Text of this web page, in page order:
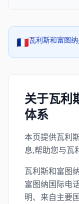
🇫🇷瓦利斯和富图
关于瓦利
体系
本页提供瓦利
息,帮助您与瓦
瓦利斯和富图
富图纳国际电
明、来自主要